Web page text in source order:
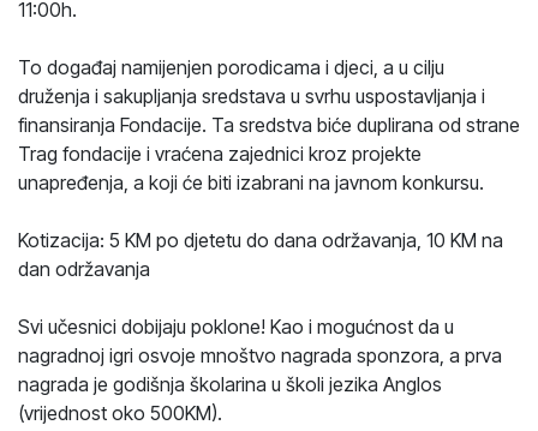
11:00h.
To događaj namijenjen porodicama i djeci, a u cilju
druženja i sakupljanja sredstava u svrhu uspostavljanja i
finansiranja Fondacije. Ta sredstva biće duplirana od strane
Trag fondacije i vraćena zajednici kroz projekte
unapređenja, a koji će biti izabrani na javnom konkursu.
Kotizacija: 5 KM po djetetu do dana održavanja, 10 KM na
dan održavanja
Svi učesnici dobijaju poklone! Kao i mogućnost da u
nagradnoj igri osvoje mnoštvo nagrada sponzora, a prva
nagrada je godišnja školarina u školi jezika Anglos
(vrijednost oko 500KM).